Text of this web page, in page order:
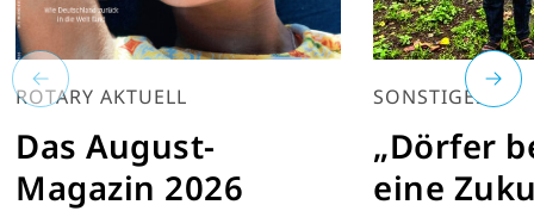
ROTARY AKTUELL
Das August-
Magazin 2026
SONSTIGES
„Dörfer
eine